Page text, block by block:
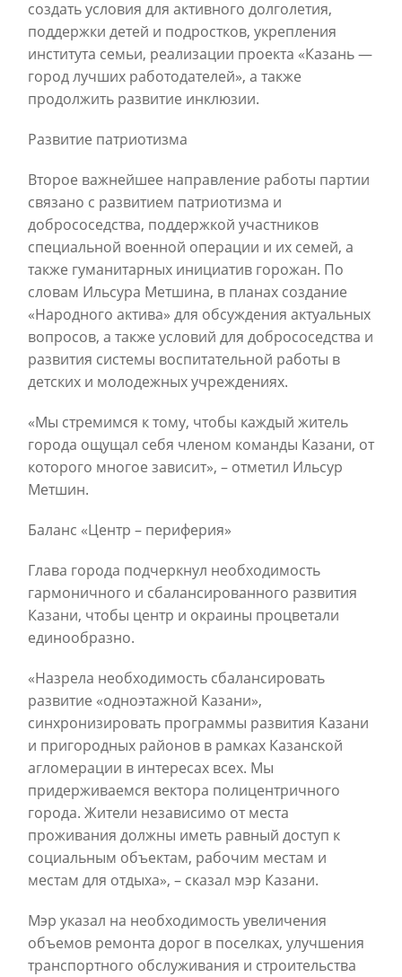
создать условия для активного долголетия,
поддержки детей и подростков, укрепления
института семьи, реализации проекта «Казань —
город лучших работодателей», а также
продолжить развитие инклюзии.
Развитие патриотизма
Второе важнейшее направление работы партии
связано с развитием патриотизма и
добрососедства, поддержкой участников
специальной военной операции и их семей, а
также гуманитарных инициатив горожан. По
словам Ильсура Метшина, в планах создание
«Народного актива» для обсуждения актуальных
вопросов, а также условий для добрососедства и
развития системы воспитательной работы в
детских и молодежных учреждениях.
«Мы стремимся к тому, чтобы каждый житель
города ощущал себя членом команды Казани, от
которого многое зависит», – отметил Ильсур
Метшин.
Баланс «Центр – периферия»
Глава города подчеркнул необходимость
гармоничного и сбалансированного развития
Казани, чтобы центр и окраины процветали
единообразно.
«Назрела необходимость сбалансировать
развитие «одноэтажной Казани»,
синхронизировать программы развития Казани
и пригородных районов в рамках Казанской
агломерации в интересах всех. Мы
придерживаемся вектора полицентричного
города. Жители независимо от места
проживания должны иметь равный доступ к
социальным объектам, рабочим местам и
местам для отдыха», – сказал мэр Казани.
Мэр указал на необходимость увеличения
объемов ремонта дорог в поселках, улучшения
транспортного обслуживания и строительства